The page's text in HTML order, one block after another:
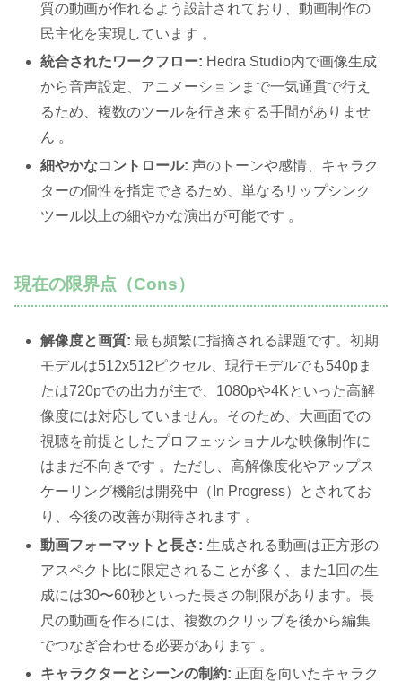
質の動画が作れるよう設計されており、動画制作の
民主化を実現しています 。
統合されたワークフロー: Hedra Studio内で画像生成
から音声設定、アニメーションまで一気通貫で行え
るため、複数のツールを行き来する手間がありませ
ん 。
細やかなコントロール: 声のトーンや感情、キャラク
ターの個性を指定できるため、単なるリップシンク
ツール以上の細やかな演出が可能です 。
現在の限界点（Cons）
解像度と画質: 最も頻繁に指摘される課題です。初期
モデルは512x512ピクセル、現行モデルでも540pま
たは720pでの出力が主で、1080pや4Kといった高解
像度には対応していません。そのため、大画面での
視聴を前提としたプロフェッショナルな映像制作に
はまだ不向きです 。ただし、高解像度化やアップス
ケーリング機能は開発中（In Progress）とされてお
り、今後の改善が期待されます 。
動画フォーマットと長さ: 生成される動画は正方形の
アスペクト比に限定されることが多く、また1回の生
成には30〜60秒といった長さの制限があります。長
尺の動画を作るには、複数のクリップを後から編集
でつなぎ合わせる必要があります 。
キャラクターとシーンの制約: 正面を向いたキャラク